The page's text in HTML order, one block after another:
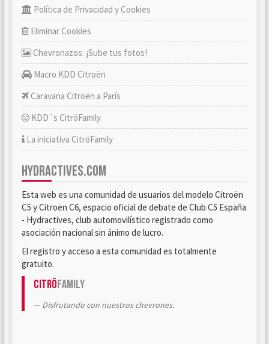
Política de Privacidad y Cookies
Eliminar Cookies
Chevronazos: ¡Sube tus fotos!
Macro KDD Citroën
Caravana Citroën a París
KDD´s CitröFamily
La iniciativa CitröFamily
HYDRACTIVES.COM
Esta web es una comunidad de usuarios del modelo Citroën
C5 y Citroën C6, espacio oficial de debate de Club C5 España
- Hydractives, club automovilístico registrado como
asociación nacional sin ánimo de lucro.
El registro y acceso a esta comunidad es totalmente
gratuito.
CitröFamily
Disfrutando con nuestros chevrones.